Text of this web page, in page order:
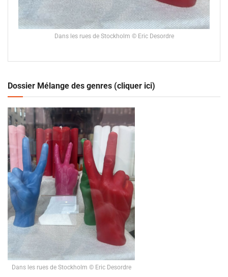
Dans les rues de Stockholm © Eric Desordre
Dossier Mélange des genres (cliquer ici)
Dans les rues de Stockholm © Eric Desordre